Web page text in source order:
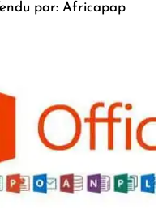
par: Africapap